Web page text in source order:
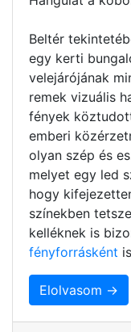
Beltér
egy kerti
velejárójának
remek vizuális
fények
emberi
olyan szép és
melyet egy led
hogy
színekben
kelléknek is
fényforrásként
Elolvasom →